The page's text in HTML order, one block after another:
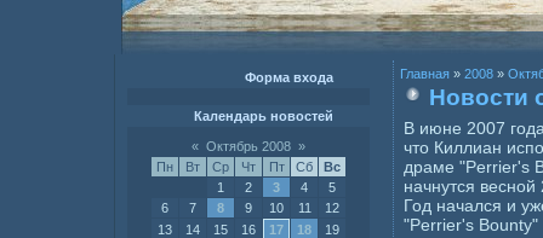
Форма входа
Календарь новостей
« Октябрь 2008 »
Пн
Вт Ср Чт Пт Сб
Вс
1
2 3 4
5
6
7 8 9 10 11
12
13
14 15 16 17 18
19
Главная » 2008 »
Новости
В июне 2007
что Киллиан
драме "Perrier's
начнутся весной
Год начался и
"Perrier's Bounty"